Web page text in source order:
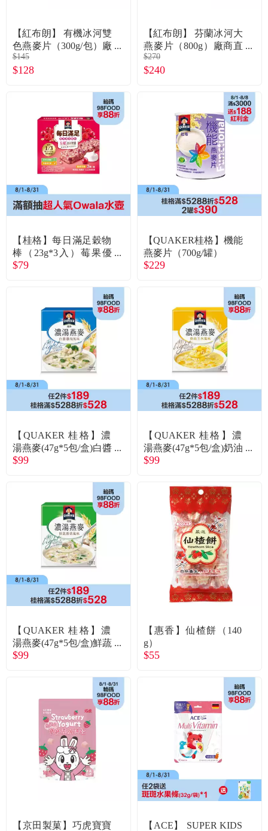
常見問題
折價券、紅利說明
【紅布朗】 有機冰河雙
色燕麥片（300g/包）廠
商直送
$145
$128
【紅布朗】 芬蘭冰河大
燕麥片（800g）廠商直
送
$270
$240
【桂格】每日滿足穀物
棒（23g*3入）莓果優
格
$79
【QUAKER桂格】機能
燕麥片（700g/罐）
$229
【QUAKER 桂格】濃
湯燕麥(47g*5包/盒)白醬
雞肉
$99
【QUAKER 桂格】濃
湯燕麥(47g*5包/盒)奶油
玉米
$99
【QUAKER 桂格】濃
湯燕麥(47g*5包/盒)鮮蔬
蘑菇
$99
【惠香】仙楂餅（140
g）
$55
【京田製菓】巧虎寶寶 【ACE】 SUPER KIDS